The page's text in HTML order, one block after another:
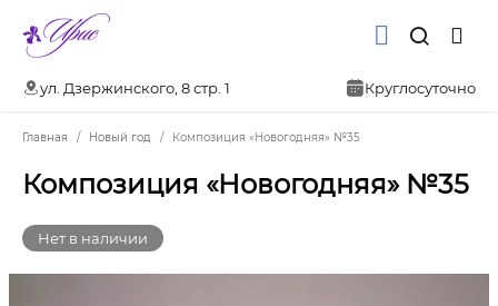
ул. Дзержинского, 8 стр. 1 Круглосуточно
Главная Новый год Композиция «Новогодняя» №35
Композиция «Новогодняя» №35
Нет в наличии